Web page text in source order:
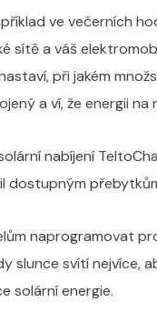
ve večerních
sítě a váš
při jakém
a ví, že energii
nabíjení
dostupným
naprogramovat
slunce svítí nejvíce,
solární energie.